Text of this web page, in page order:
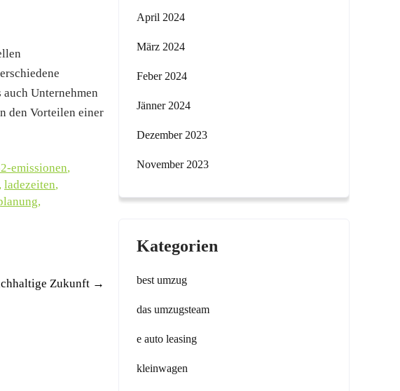
Unternehmen
den Vorteilen einer
emissionen,
, ladezeiten,
,
Zukunft →
April 2024
März 2024
Feber 2024
Jänner 2024
Dezember 2023
November 2023
Kategorien
best umzug
das umzugsteam
e auto leasing
kleinwagen